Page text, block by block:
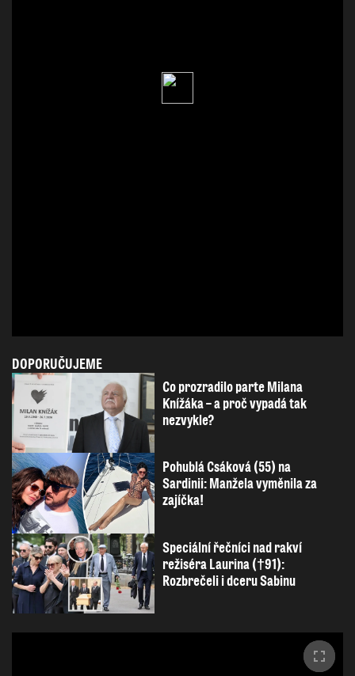
DOPORUČUJEME
Co prozradilo parte Milana
Knížáka – a proč vypadá tak
nezvykle?
Pohublá Csáková (55) na
Sardinii: Manžela vyměnila za
zajíčka!
Speciální řečníci nad rakví
režiséra Laurina (†91):
Rozbrečeli i dceru Sabinu